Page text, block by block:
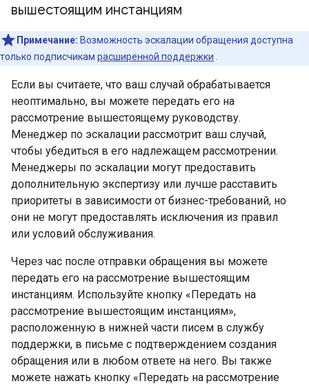
вышестоящим инстанциям
Примечание: Возможность эскалации обращения доступна
только подписчикам расширенной поддержки
Если вы считаете, что ваш случай обрабатывается
неоптимально, вы можете передать его на
рассмотрение вышестоящему руководству.
Менеджер по эскалации рассмотрит ваш случай,
чтобы убедиться в его надлежащем рассмотрении.
Менеджеры по эскалации могут предоставить
дополнительную экспертизу или лучше расставить
приоритеты в зависимости от бизнес-требований, но
они не могут предоставлять исключения из правил
или условий обслуживания.
Через час после отправки обращения вы можете
передать его на рассмотрение вышестоящим
инстанциям. Используйте кнопку «Передать на
рассмотрение вышестоящим инстанциям»,
расположенную в нижней части писем в службу
поддержки, в письме с подтверждением создания
обращения или в любом ответе на него. Вы также
можете нажать кнопку «Передать на рассмотрение